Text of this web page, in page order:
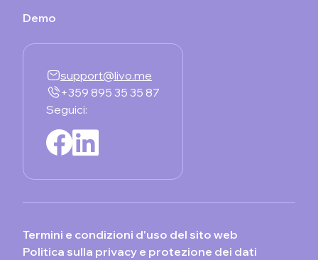
Demo
support@livo.me
+359 895 35 35 87
Seguici:
Termini e condizioni d'uso del sito web
Politica sulla privacy e protezione dei dati